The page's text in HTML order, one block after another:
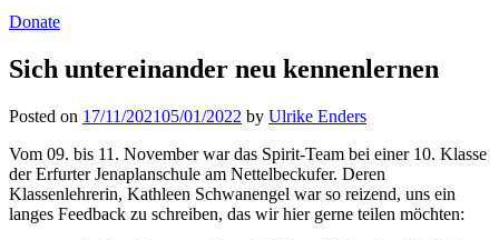
Donate
Sich untereinander neu kennenlernen
Posted on 17/11/202105/01/2022 by Ulrike Enders
Vom 09. bis 11. November war das Spirit-Team bei einer 10. Klasse
der Erfurter Jenaplanschule am Nettelbeckufer. Deren
Klassenlehrerin, Kathleen Schwanengel war so reizend, uns ein
langes Feedback zu schreiben, das wir hier gerne teilen möchten: